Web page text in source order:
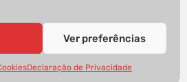
Ver preferências
Declaração de Privacidade